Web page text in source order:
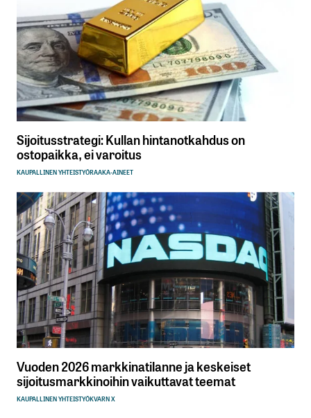
Sijoitusstrategi: Kullan hintanotkahdus on
ostopaikka, ei varoitus
KAUPALLINEN YHTEISTYÖRAAKA-AINEET
Vuoden 2026 markkinatilanne ja keskeiset
sijoitusmarkkinoihin vaikuttavat teemat
KAUPALLINEN YHTEISTYÖKVARN X